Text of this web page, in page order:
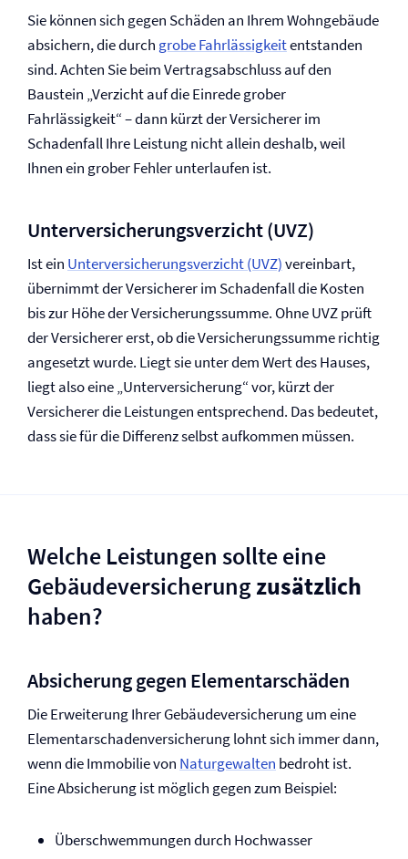
Sie können sich gegen Schäden an Ihrem Wohngebäude
absichern, die durch grobe Fahrlässigkeitentstanden
sind. Achten Sie beim Vertragsabschluss auf den
Baustein „Verzicht auf die Einrede grober
Fahrlässigkeit“ – dann kürzt der Versicherer im
Schadenfall Ihre Leistung nicht allein deshalb, weil
Ihnen ein grober Fehler unterlaufen ist.
Unter­versicherungsverzicht (UVZ)
Ist ein Unter­versicherungsverzicht (UVZ)vereinbart,
übernimmt der Versicherer im Schadenfall die Kosten
bis zur Höhe der Versicherungssumme. Ohne UVZ prüft
der Versicherer erst, ob die Versicherungssumme richtig
angesetzt wurde. Liegt sie unter dem Wert des Hauses,
liegt also eine „Unter­versicherung“ vor, kürzt der
Versicherer die Leistungen entsprechend. Das bedeutet,
dass sie für die Differenz selbst aufkommen müssen.
Welche Leistungen sollte eine
Gebäude­versicherung zusätzlich
haben?
Absicherung gegen Elementarschäden
Die Erweiterung Ihrer Gebäude­versicherung um eine
Elementarschaden­versicherung lohnt sich immer dann,
wenn die Immobilie von Naturgewalten bedroht ist.
Eine Absicherung ist möglich gegen zum Beispiel:
Überschwemmungen durch Hochwasser